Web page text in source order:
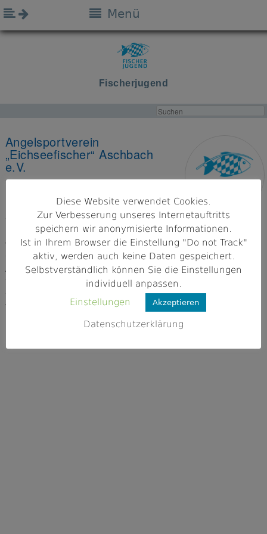
Fischerjugend
Menü
Angelsportverein
„Eichseefischer“ Aschbach
e.V.
Oberfranken
Adresse
Webseite
Diese Website verwendet Cookies.
Zur Verbesserung unseres Internetauftritts
speichern wir anonymisierte Informationen.
Ist in Ihrem Browser die Einstellung "Do not Track"
aktiv, werden auch keine Daten gespeichert.
Selbstverständlich können Sie die Einstellungen
individuell anpassen.
Einstellungen
Akzeptieren
Datenschutzerklärung